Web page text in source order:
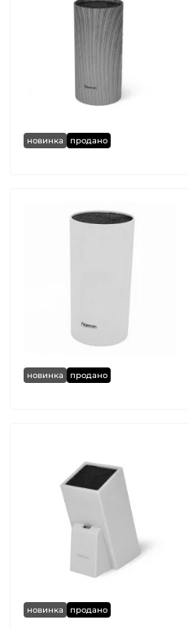
новинка продано
новинка продано
новинка продано